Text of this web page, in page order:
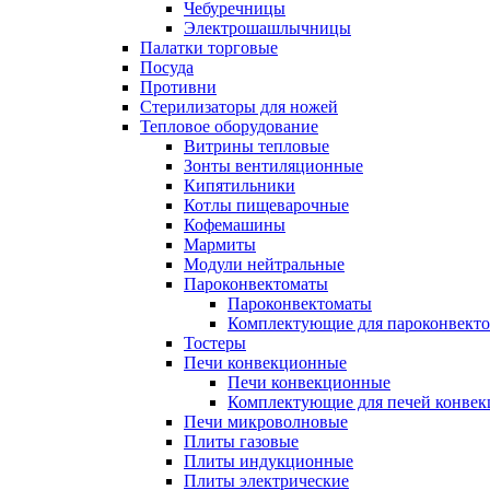
Чебуречницы
Электрошашлычницы
Палатки торговые
Посуда
Противни
Стерилизаторы для ножей
Тепловое оборудование
Витрины тепловые
Зонты вентиляционные
Кипятильники
Котлы пищеварочные
Кофемашины
Мармиты
Модули нейтральные
Пароконвектоматы
Пароконвектоматы
Комплектующие для
Тостеры
Печи конвекционные
Печи конвекционные
Комплектующие для печей
Печи микроволновые
Плиты газовые
Плиты индукционные
Плиты электрические